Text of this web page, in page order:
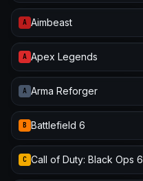
A Aimbeast
A Apex Legends
A Arma Reforger
B Battlefield 6
C Call of Duty: Black Ops 6